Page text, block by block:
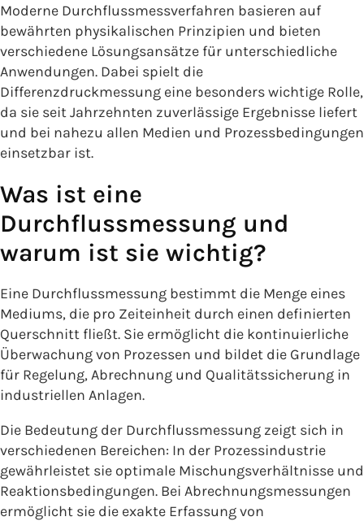
Moderne Durchflussmessverfahren basieren auf
bewährten physikalischen Prinzipien und bieten
verschiedene Lösungsansätze für unterschiedliche
Anwendungen. Dabei spielt die
Differenzdruckmessung eine besonders wichtige Rolle,
da sie seit Jahrzehnten zuverlässige Ergebnisse liefert
und bei nahezu allen Medien und Prozessbedingungen
einsetzbar ist.
Was ist eine
Durchflussmessung und
warum ist sie wichtig?
Eine Durchflussmessung bestimmt die Menge eines
Mediums, die pro Zeiteinheit durch einen definierten
Querschnitt fließt. Sie ermöglicht die kontinuierliche
Überwachung von Prozessen und bildet die Grundlage
für Regelung, Abrechnung und Qualitätssicherung in
industriellen Anlagen.
Die Bedeutung der Durchflussmessung zeigt sich in
verschiedenen Bereichen: In der Prozessindustrie
gewährleistet sie optimale Mischungsverhältnisse und
Reaktionsbedingungen. Bei Abrechnungsmessungen
ermöglicht sie die exakte Erfassung von